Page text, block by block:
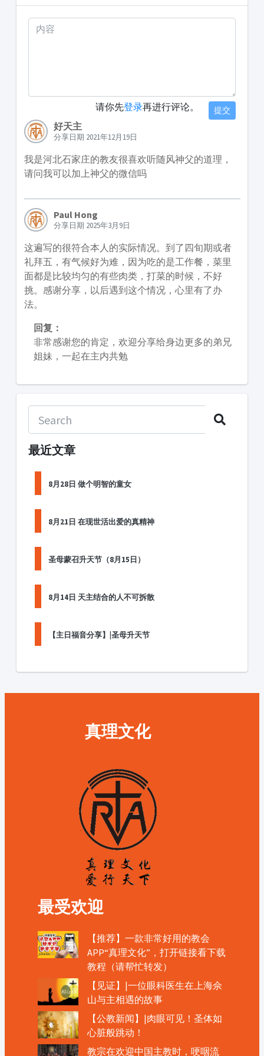
请你先登录再进行评论。 提交
好天主
分享日期 2021年12月19日
我是河北石家庄的教友很喜欢听随风神父的道理，
请问我可以加上神父的微信吗
Paul Hong
分享日期 2025年3月9日
这遍写的很符合本人的实际情况。到了四旬期或者
礼拜五，有气候好为难，因为吃的是工作餐，菜里
面都是比较均匀的有些肉类，打菜的时候，不好
挑。感谢分享，以后遇到这个情况，心里有了办
法。
回复：
非常感谢您的肯定，欢迎分享给身边更多的弟兄
姐妹，一起在主内共勉
最近文章
8月28日 做个明智的童女
8月21日 在现世活出爱的真精神
圣母蒙召升天节（8月15日）
8月14日 天主结合的人不可拆散
【主日福音分享】|圣母升天节
真理文化
最受欢迎
【推荐】一款非常好用的教会
APP“真理文化”，打开链接看下载
教程（请帮忙转发）
【见证】|一位眼科医生在上海佘
山与主相遇的故事
【公教新闻】|肉眼可见！圣体如
心脏般跳动！
教宗在欢迎中国主教时，哽咽流